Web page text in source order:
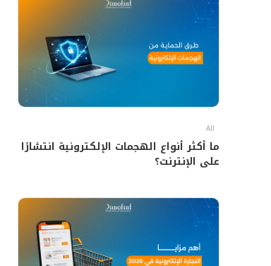
All
ما أكثر أنواع الهجمات الإلكترونية انتشارًا
على الإنترنت؟